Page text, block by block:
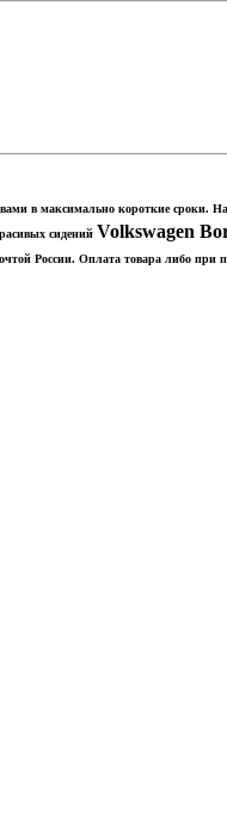
в максимально короткие сроки.
сидений Volkswagen
России. Оплата товара либо